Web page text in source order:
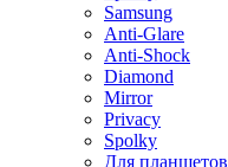
Samsung
Anti-Glare
Anti-Shock
Diamond
Mirror
Privacy
Spolky
Для планшетов